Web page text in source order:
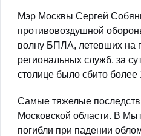
Мэр Москвы Сергей
противовоздушной
волну БПЛА, летевших на
региональных служб, за
столице было сбито более
Самые тяжелые
Московской области. В
погибли при падении